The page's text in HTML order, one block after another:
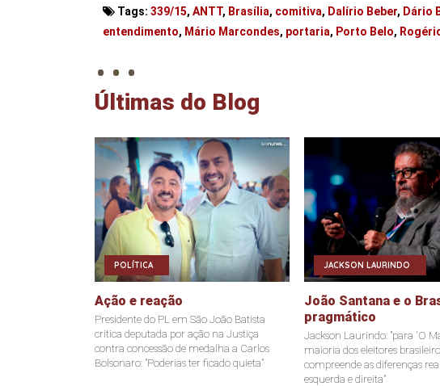
Tags: 339/15, ANTT, Brasília, comitiva, Dalírio Beber, Dário
entendimento, Mário Marcondes, portaria, Porto Belo,
. . .
Últimas do Blog
POLÍTICA
Ação e reação
Presidente do PL em São João Batista
critica deputada por ação na Justiça
contra concessão de medalha a Carlos
Bolsonaro: "Poderias ter ficado quieta"
JACKSON LAURINDO
João Santana e o
pragmático
Jackson Laurindo: "para 'O
maioria dos eleitores
compreende as diferenças
esquerda e direita"